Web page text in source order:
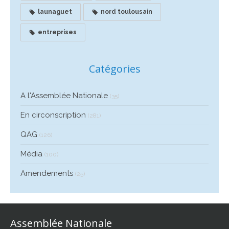
launaguet nord toulousain
entreprises
Catégories
A l'Assemblée Nationale (35)
En circonscription (281)
QAG (126)
Média (100)
Amendements (25)
Assemblée Nationale